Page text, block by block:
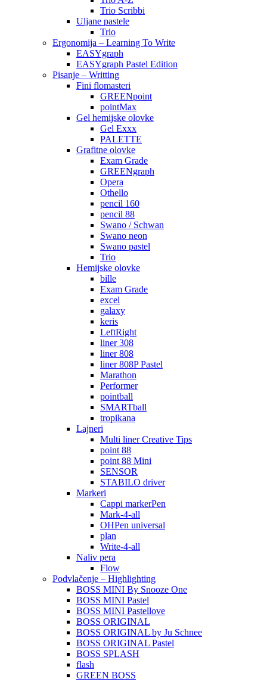
Trio Scribbi
Uljane pastele
Trio
Ergonomija – Learning To Write
EASYgraph
EASYgraph Pastel Edition
Pisanje – Writting
Fini flomasteri
GREENpoint
pointMax
Gel hemijske olovke
Gel Exxx
PALETTE
Grafitne olovke
Exam Grade
GREENgraph
Opera
Othello
pencil 160
pencil 88
Swano / Schwan
Swano neon
Swano pastel
Trio
Hemijske olovke
bille
Exam Grade
excel
galaxy
keris
LeftRight
liner 308
liner 808
liner 808P Pastel
Marathon
Performer
pointball
SMARTball
tropikana
Lajneri
Multi liner Creative Tips
point 88
point 88 Mini
SENSOR
STABILO driver
Markeri
Cappi markerPen
Mark-4-all
OHPen universal
plan
Write-4-all
Naliv pera
Flow
Podvlačenje – Highlighting
BOSS MINI By Snooze One
BOSS MINI Pastel
BOSS MINI Pastellove
BOSS ORIGINAL
BOSS ORIGINAL by Ju Schnee
BOSS ORIGINAL Pastel
BOSS SPLASH
flash
GREEN BOSS